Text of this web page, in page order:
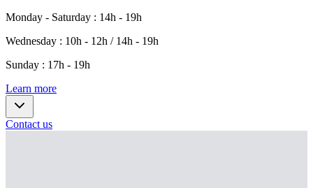
Monday - Saturday : 14h - 19h
Wednesday : 10h - 12h / 14h - 19h
Sunday : 17h - 19h
Learn more
Contact us